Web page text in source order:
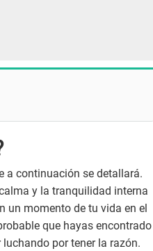
a continuación se detallará.
y la tranquilidad interna
un momento de tu vida en el
que hayas encontrado
por tener la razón.